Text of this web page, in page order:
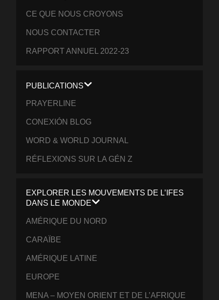
CE QUE NOUS CROYONS
NOUS CONTACTER
RAPPORT ANNUEL 2022-23
PUBLICATIONS
PRAYERLINE
CONEXIÓN BLOG
WORD & WORLD JOURNAL
RÉFLEXIONS SUR LA GÉN Z
EXPLORER LES MOUVEMENTS DE L’IFES
DANS LE MONDE
AMÉRIQUE DU NORD
CARAÏBE
AMÉRIQUE LATINE
EUROPE
MENA – MOYEN ORIENT ET DE L’AFRIQUE